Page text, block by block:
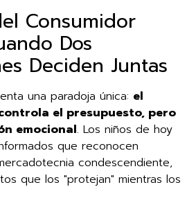
Consumidor
Dos
Deciden Juntas
una paradoja única: el
el presupuesto, pero
emocional. Los niños de hoy
que reconocen
condescendiente,
que los "protejan" mientras los